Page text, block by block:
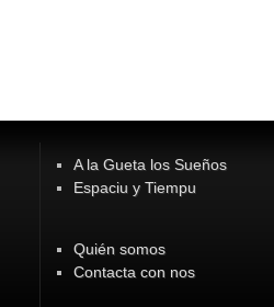
A la Gueta los Sueños
Espaciu y Tiempu
Quién somos
Contacta con nos